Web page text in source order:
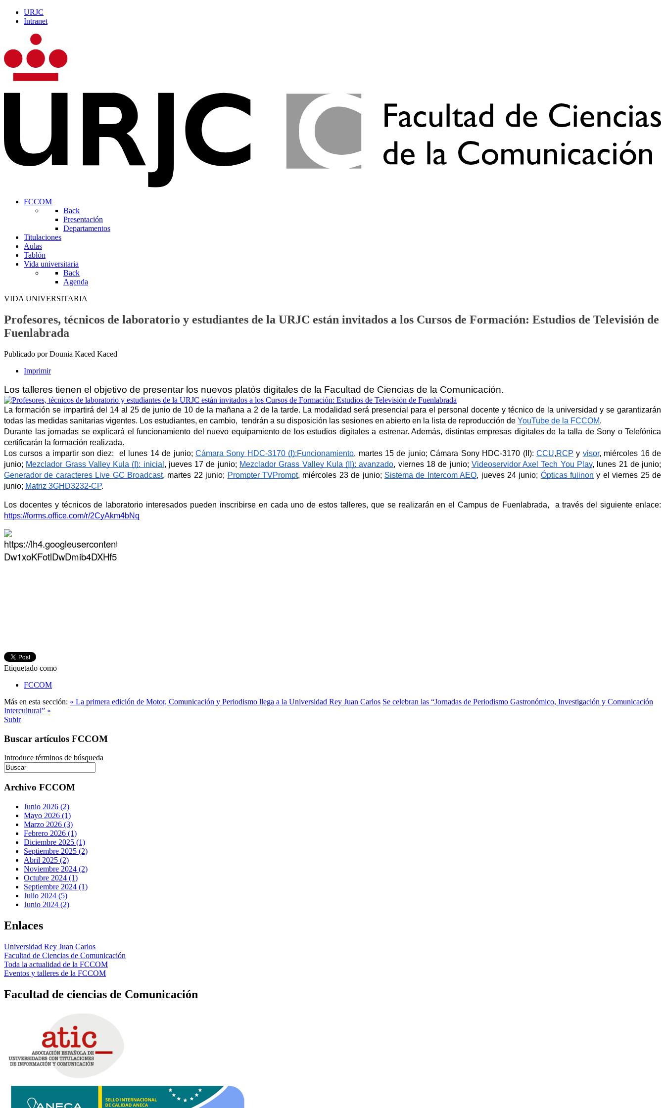
URJC
Intranet
FCCOM
Back
Presentación
Departamentos
Titulaciones
Aulas
Tablón
Vida universitaria
Back
Agenda
VIDA UNIVERSITARIA
Profesores, técnicos de laboratorio y estudiantes de la URJC están invitados a los Cursos de Formación: Estudios de Televisión de
Fuenlabrada
Publicado por Dounia Kaced Kaced
Imprimir
Los talleres tienen el objetivo de presentar los nuevos platós digitales de la Facultad de Ciencias de la Comunicación.
La formación se impartirá del 14 al 25 de junio de 10 de la mañana a 2 de la tarde. La modalidad será presencial para el personal docente y técnico de la universidad y se garantizarán
todas las medidas sanitarias vigentes. Los estudiantes, en cambio,  tendrán a su disposición las sesiones en abierto en la lista de reproducción de YouTube de la FCCOM.
Durante las jornadas se explicará el funcionamiento del nuevo equipamiento de los estudios digitales a estrenar. Además, distintas empresas digitales de la talla de Sony o Telefónica
certificarán la formación realizada.
Los cursos a impartir son diez:  el lunes 14 de junio; Cámara Sony HDC-3170 (I):Funcionamiento, martes 15 de junio; Cámara Sony HDC-3170 (II): CCU,RCP y visor, miércoles 16 de
junio; Mezclador Grass Valley Kula (I): inicial , jueves 17 de junio; Mezclador Grass Valley Kula (II): avanzado, viernes 18 de junio; Videoservidor Axel Tech You Play
Generador de caracteres Live GC Broadcast, martes 22 junio; Prompter TVPrompt, miércoles 23 de junio; Sistema de Intercom AEQ, jueves 24 junio; Ópticas fujinon y el viernes 25 de
junio; Matriz 3GHD3232-CP.
https://forms.office.com/r/2CyAkm4bNq
Etiquetado como
FCCOM
Más en esta sección: « La primera edición de Motor, Comunicación y Periodismo llega a la Universidad Rey Juan Carlos Se celebran las “Jornadas de Periodismo Gastronómico, Investigación y Comunicación
Intercultural” »
Subir
Buscar artículos FCCOM
Introduce términos de búsqueda
Archivo FCCOM
Junio 2026 (2)
Mayo 2026 (1)
Marzo 2026 (3)
Febrero 2026 (1)
Diciembre 2025 (1)
Septiembre 2025 (2)
Abril 2025 (2)
Noviembre 2024 (2)
Octubre 2024 (1)
Septiembre 2024 (1)
Julio 2024 (5)
Junio 2024 (2)
Enlaces
Universidad Rey Juan Carlos
Facultad de Ciencias de Comunicación
Toda la actualidad de la FCCOM
Eventos y talleres de la FCCOM
Facultad de ciencias de Comunicación